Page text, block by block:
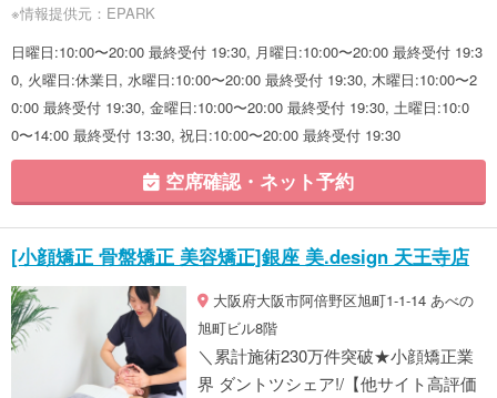
※情報提供元：EPARK
日曜日:10:00〜20:00 最終受付 19:30, 月曜日:10:00〜20:00 最終受付 19:3
0, 火曜日:休業日, 水曜日:10:00〜20:00 最終受付 19:30, 木曜日:10:00〜2
0:00 最終受付 19:30, 金曜日:10:00〜20:00 最終受付 19:30, 土曜日:10:0
0〜14:00 最終受付 13:30, 祝日:10:00〜20:00 最終受付 19:30
空席確認・ネット予約
[小顔矯正 骨盤矯正 美容矯正]銀座 美.design 天王寺店
大阪府大阪市阿倍野区旭町1-1-14 あべの
旭町ビル8階
＼累計施術230万件突破★小顔矯正業
界 ダントツシェア!/【他サイト高評価